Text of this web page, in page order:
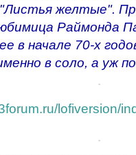
желтые".
Раймонда
в начале 70-х
в соло, а уж
.
lofiversion/
.